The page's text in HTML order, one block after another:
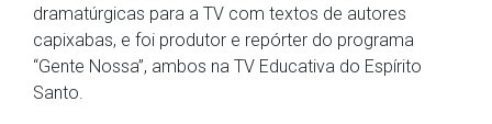
dramatúrgicas para a TV com textos de autores
capixabas, e foi produtor e repórter do programa
“Gente Nossa”, ambos na TV Educativa do Espírito
Santo.